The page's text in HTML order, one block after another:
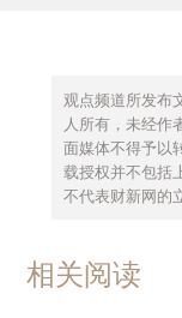
观点频道所发布
人所有，未经作
面媒体不得予以
载授权并不包括
不代表财新网的
相关阅读